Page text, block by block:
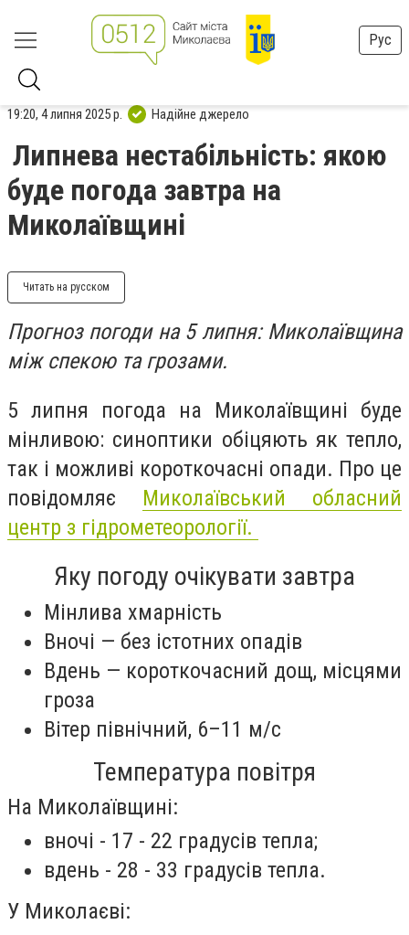
Рус
19:20, 4 липня 2025 р. Надійне джерело
Липнева нестабільність: якою
буде погода завтра на
Миколаївщині
Читать на русском
Прогноз погоди на 5 липня: Миколаївщина
між спекою та грозами.
5 липня погода на Миколаївщині буде
мінливою: синоптики обіцяють як тепло,
так і можливі короткочасні опади. Про це
повідомляє Миколаївський обласний
центр з гідрометеорології.
Яку погоду очікувати завтра
Мінлива хмарність
Вночі — без істотних опадів
Вдень — короткочасний дощ, місцями
гроза
Вітер північний, 6–11 м/с
Температура повітря
На Миколаївщині:
вночі - 17 - 22 градусів тепла;
вдень - 28 - 33 градусів тепла.
У Миколаєві: